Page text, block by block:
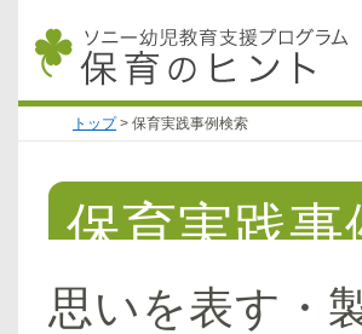
トップ> 保育実践事例検索
保育実践事
思いを表す・